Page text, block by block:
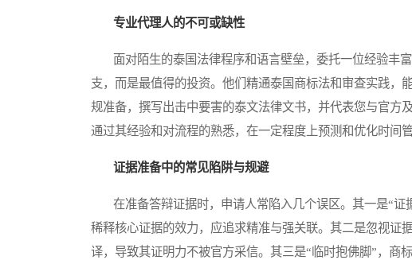
专业代理人的不可或缺性
面对陌生的泰国法律程序和语言壁垒，委托一位经验丰
支，而是最值得的投资。他们精通泰国商标法和审查实践，
规准备，撰写出击中要害的泰文法律文书，并代表您与官方
通过其经验和对流程的熟悉，在一定程度上预测和优化时间
证据准备中的常见陷阱与规避
在准备答辩证据时，申请人常陷入几个误区。其一是“证
稀释核心证据的效力，应追求精准与强关联。其二是忽视证
译，导致其证明力不被官方采信。其三是“临时抱佛脚”，商